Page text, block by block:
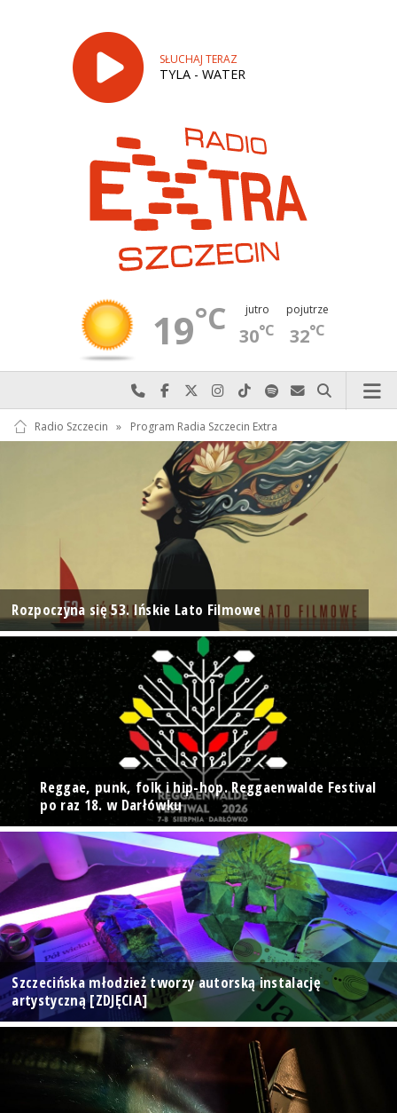
SŁUCHAJ TERAZ
TYLA - WATER
19°C jutro
30°C
pojutrze
32°C
Najlepiej po prostu do nas zadzwoń
Odwiedź nas na Facebook-u
Odwiedź nas na X
Odwiedź nas na Instagram-ie
Odwiedź nas na TikTok-u
Szukaj nas na Spotify
Wyślij do nas
Szukaj
Radio Szczecin » Program Radia Szczecin Extra
Rozpoczyna się 53. Ińskie Lato Filmowe
Reggae, punk, folk i hip-hop. Reggaenwalde Festival
po raz 18. w Darłówku
Szczecińska młodzież tworzy autorską instalację
artystyczną [ZDJĘCIA]